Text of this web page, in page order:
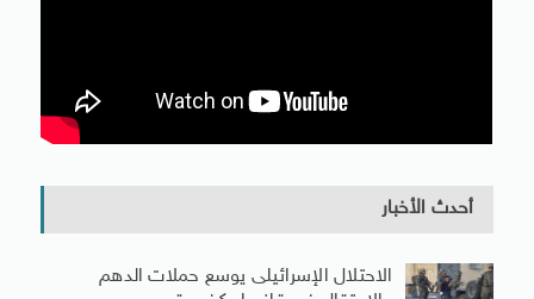
أحدث الأخبار
الاحتلال الإسرائيلى يوسع حملات الدهم